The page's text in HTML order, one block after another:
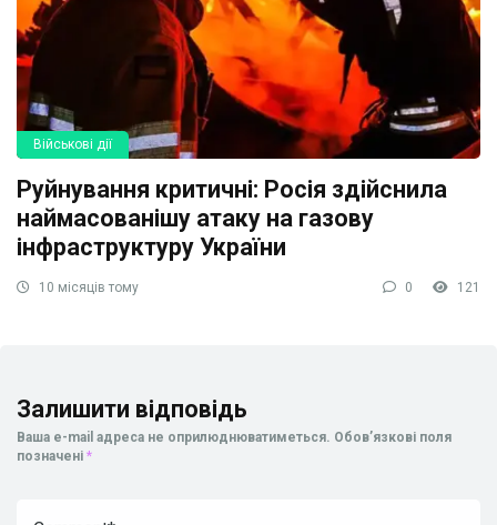
Військові дії
Руйнування критичні: Росія здійснила
наймасованішу атаку на газову
інфраструктуру України
10 місяців тому 0 121
Залишити відповідь
Ваша e-mail адреса не оприлюднюватиметься. Обов’язкові поля
позначені *